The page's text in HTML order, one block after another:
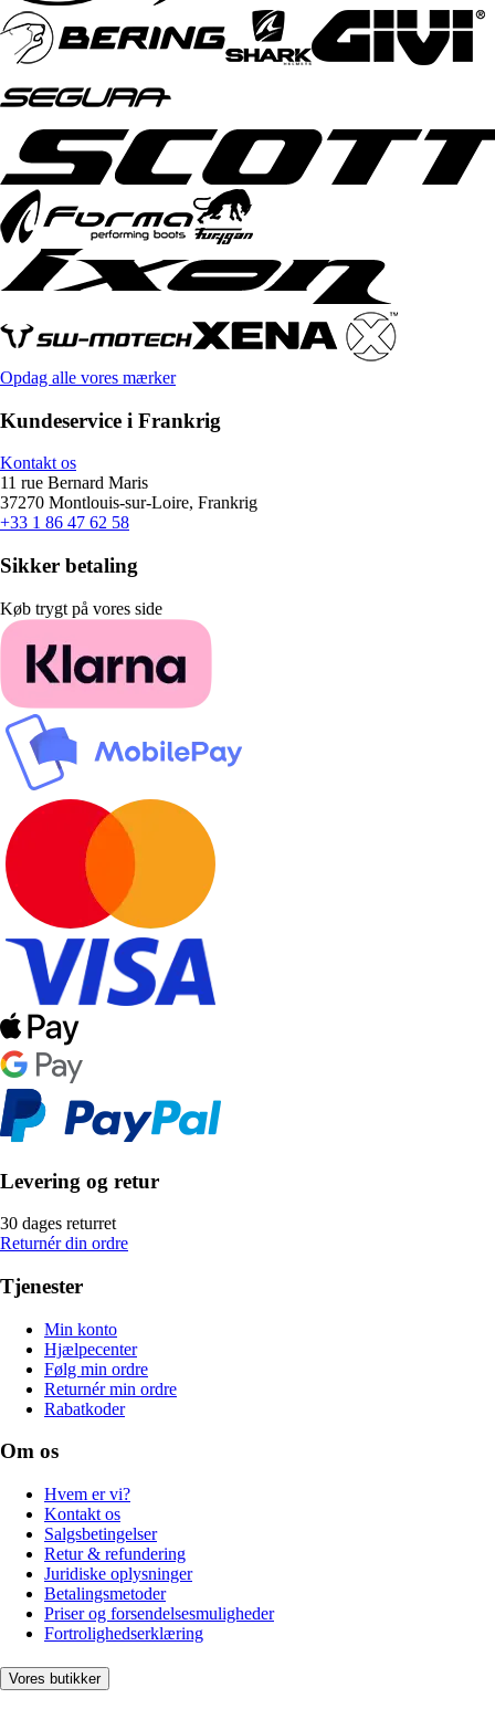
Opdag alle vores mærker
Kundeservice i Frankrig
Kontakt os
11 rue Bernard Maris
37270 Montlouis-sur-Loire, Frankrig
+33 1 86 47 62 58
Sikker betaling
Køb trygt på vores side
Levering og retur
30 dages returret
Returnér din ordre
Tjenester
Min konto
Hjælpecenter
Følg min ordre
Returnér min ordre
Rabatkoder
Om os
Hvem er vi?
Kontakt os
Salgsbetingelser
Retur & refundering
Juridiske oplysninger
Betalingsmetoder
Priser og forsendelsesmuligheder
Fortrolighedserklæring
Vores butikker